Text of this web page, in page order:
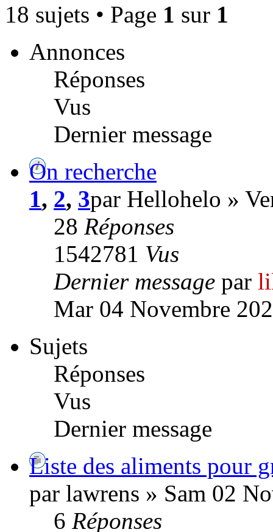
18 sujets • Page 1 sur 1
Annonces
Réponses
Vus
Dernier message
On recherche
1, 2, 3par Hellohelo »
28 Réponses
1542781 Vus
Dernier message par
Mar 04 Novembre
Sujets
Réponses
Vus
Dernier message
Liste des aliments pour
par lawrens » Sam 02
6 Réponses